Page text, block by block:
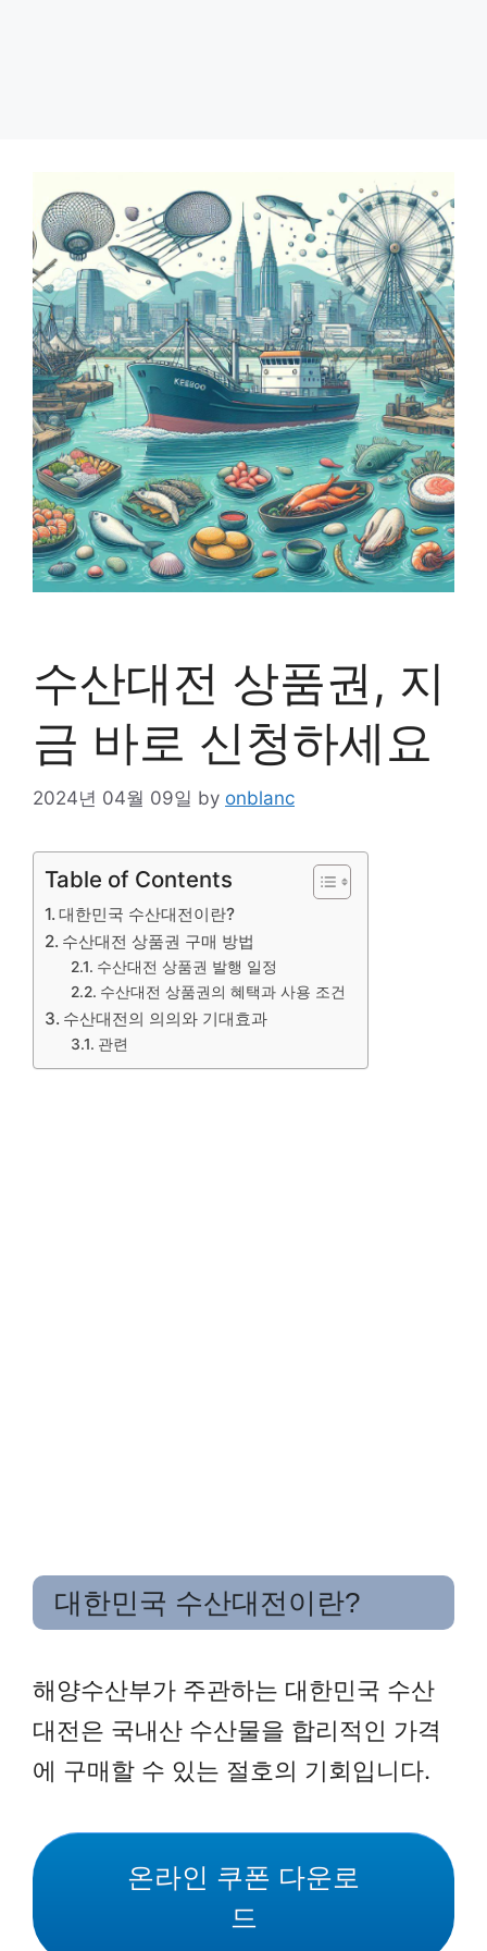
수산대전 상품권, 지
금 바로 신청하세요
2024년 04월 09일 by onblanc
Table of Contents
대한민국 수산대전이란?
수산대전 상품권 구매 방법
수산대전 상품권 발행 일정
수산대전 상품권의 혜택과 사용 조건
수산대전의 의의와 기대효과
관련
대한민국 수산대전이란?
해양수산부가 주관하는 대한민국 수산
대전은 국내산 수산물을 합리적인 가격
에 구매할 수 있는 절호의 기회입니다.
온라인 쿠폰 다운로
드